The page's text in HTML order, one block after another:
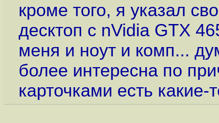
кроме того, я указал
десктоп с nVidia GTX
меня и ноут и комп...
более интересна по
карточками есть